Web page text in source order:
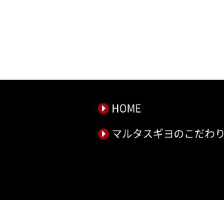
HOME
マルタスギヨのこだわり